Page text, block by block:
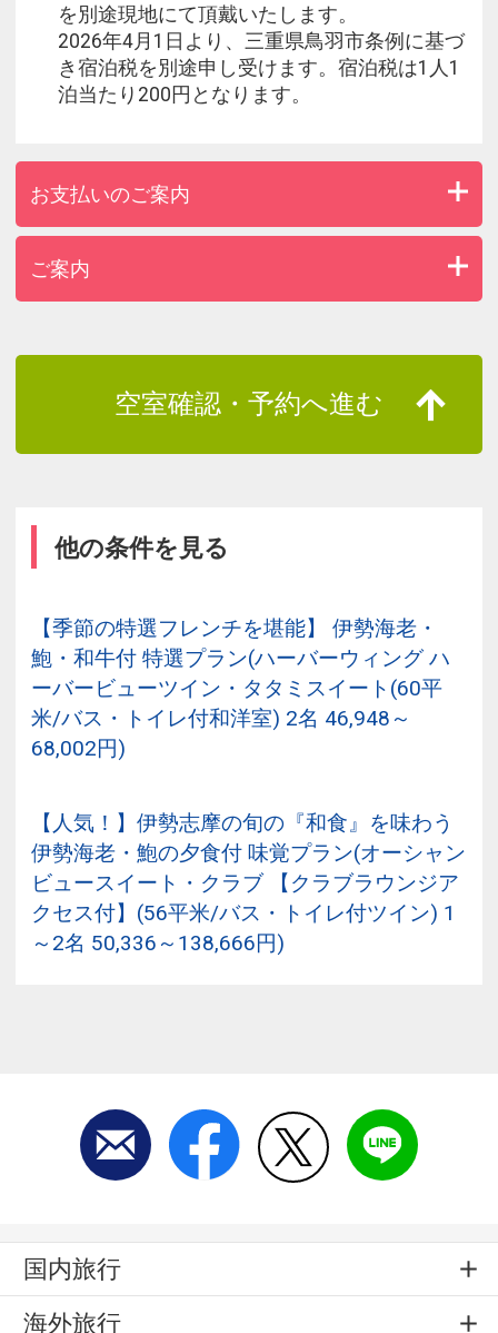
を別途現地にて頂戴いたします。
2026年4月1日より、三重県鳥羽市条例に基づ
き宿泊税を別途申し受けます。宿泊税は1人1
泊当たり200円となります。
お支払いのご案内
ご案内
空室確認・予約へ進む
他の条件を見る
【季節の特選フレンチを堪能】 伊勢海老・
鮑・和牛付 特選プラン(ハーバーウィング ハ
ーバービューツイン・タタミスイート(60平
米/バス・トイレ付和洋室) 2名 46,948～
68,002円)
【人気！】伊勢志摩の旬の『和食』を味わう
伊勢海老・鮑の夕食付 味覚プラン(オーシャン
ビュースイート・クラブ 【クラブラウンジア
クセス付】(56平米/バス・トイレ付ツイン) 1
～2名 50,336～138,666円)
国内旅行
海外旅行